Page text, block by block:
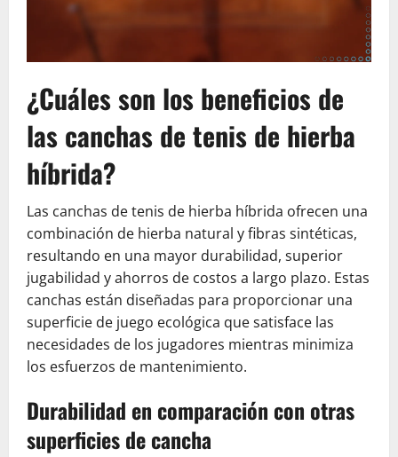
¿Cuáles son los beneficios de
las canchas de tenis de hierba
híbrida?
Las canchas de tenis de hierba híbrida ofrecen una
combinación de hierba natural y fibras sintéticas,
resultando en una mayor durabilidad, superior
jugabilidad y ahorros de costos a largo plazo. Estas
canchas están diseñadas para proporcionar una
superficie de juego ecológica que satisface las
necesidades de los jugadores mientras minimiza
los esfuerzos de mantenimiento.
Durabilidad en comparación con otras
superficies de cancha